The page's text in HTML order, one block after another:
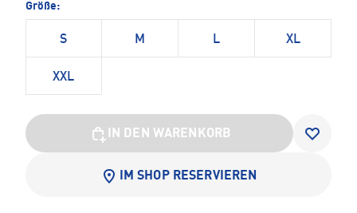
Größe:
S M L XL
XXL
IN DEN WARENKORB
IM SHOP RESERVIEREN